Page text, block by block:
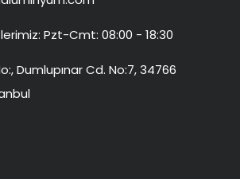
Pzt-Cmt: 08:00 - 18:30
Dumlupınar Cd. No:7, 34766